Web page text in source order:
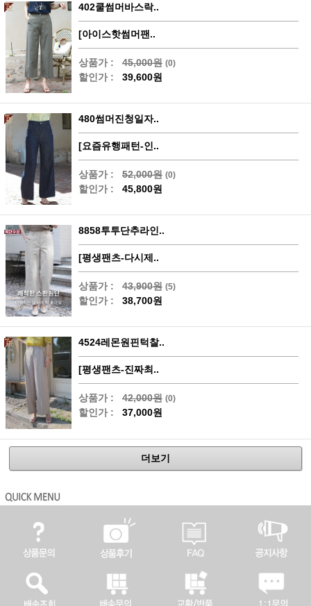
402쿨썸머바스락..
[아이스핫썸머팬..
상품가 : 45,000원 (0)
할인가 : 39,600원
480썸머진청일자..
[요즘유행패턴-인..
상품가 : 52,000원 (0)
할인가 : 45,800원
8858투투단추라인..
[평생팬츠-다시제..
상품가 : 43,900원 (5)
할인가 : 38,700원
4524레몬원핀턱찰..
[평생팬츠-진짜최..
상품가 : 42,000원 (0)
할인가 : 37,000원
더보기